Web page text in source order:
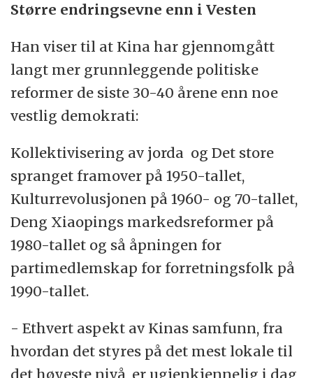
Større endringsevne enn i Vesten
Han viser til at Kina har gjennomgått
langt mer grunnleggende politiske
reformer de siste 30-40 årene enn noe
vestlig demokrati:
Kollektivisering av jorda og Det store
spranget framover på 1950-tallet,
Kulturrevolusjonen på 1960- og 70-tallet,
Deng Xiaopings markedsreformer på
1980-tallet og så åpningen for
partimedlemskap for forretningsfolk på
1990-tallet.
- Ethvert aspekt av Kinas samfunn, fra
hvordan det styres på det mest lokale til
det høyeste nivå, er ugjenkjennelig i dag